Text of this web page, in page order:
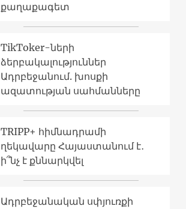
քաղաքագետ
TikToker-ների
ձերբակալություններ
Ադրբեջանում. խոսքի
ազատության սահմանները
TRIPP+ հիմնադրամի
ղեկավարը Հայաստանում է․
ի՞նչ է քննարկվել
Ադրբեջանական սփյուռքի